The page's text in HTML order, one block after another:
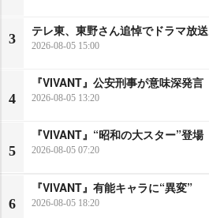
3
テレ東、東野さん追悼でドラマ放送
2026-08-05 15:00
4
『VIVANT』公安刑事が意味深発言
2026-08-05 13:20
5
『VIVANT』“昭和の大スター”登場
2026-08-05 07:20
6
『VIVANT』有能キャラに“異変”
2026-08-05 18:20